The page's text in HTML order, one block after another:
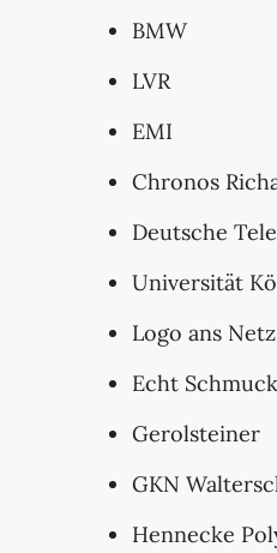
BMW
LVR
EMI
Chronos
Deutsche
Universität
Logo ans Netz
Echt
Gerolsteiner
GKN
Hennecke